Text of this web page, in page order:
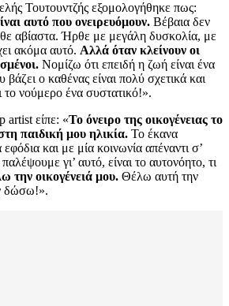
Τουτουντζής εξομολογήθηκε πως:
αυτό που ονειρευόμουν. Βέβαια δεν
αβίαστα. Ήρθε με μεγάλη δυσκολία, με
ακόμα αυτό. Αλλά όταν κλείνουν οι
Νομίζω ότι επειδή η ζωή είναι ένα
βάζει ο καθένας είναι πολύ σχετικά και
το νούμερο ένα συστατικό!».
artist είπε: «Το όνειρο της οικογένειας το
παιδική μου ηλικία. Το έκανα
και με μία κοινωνία απέναντι σ’
γι’ αυτό, είναι το αυτονόητο, τι
την οικογένειά μου. Θέλω αυτή την
δώσω!».